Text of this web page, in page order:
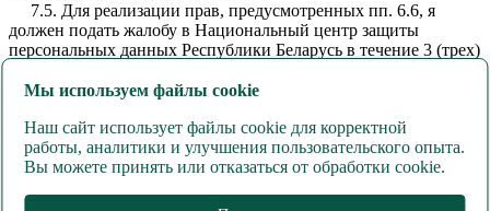
Мы используем файлы cookie
Наш сайт использует файлы cookie для корректной
работы, аналитики и улучшения пользовательского опыта.
Вы можете принять или отказаться от обработки cookie.
7.5. Для реализации прав, предусмотренных пп. 6.6, я
должен подать жалобу в Национальный центр защиты
персональных данных Республики Беларусь в течение 3 (трех)
(бездействии) Сектора, которые непосредственно затрагивают
8. Последствия дачи или отказа в даче согласия:
8.1. При даче согласия возможно будет зарегистрировать
личный кабинет пользователя на Сайте
«Боровая» на Сайте, а также получать техническую